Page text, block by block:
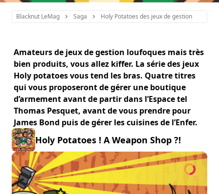
Blacknut LeMag Saga Holy Potatoes des jeux de gestion
Amateurs de jeux de gestion loufoques mais très
bien produits, vous allez kiffer. La série des jeux
Holy potatoes vous tend les bras. Quatre titres
qui vous proposeront de gérer une boutique
d’armement avant de partir dans l’Espace tel
Thomas Pesquet, avant de vous prendre pour
James Bond puis de gérer les cuisines de l’Enfer.
Holy Potatoes ! A Weapon Shop ?!